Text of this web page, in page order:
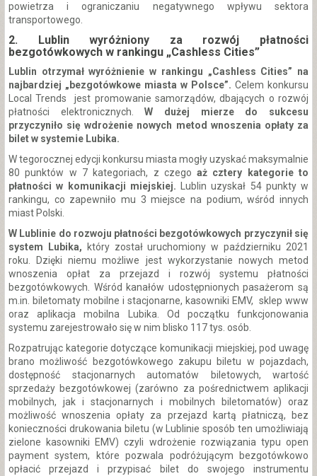
powietrza i ograniczaniu negatywnego wpływu sektora
transportowego.
2. Lublin wyróżniony za rozwój płatności
bezgotówkowych w rankingu „Cashless Cities”
Lublin otrzymał wyróżnienie w rankingu „Cashless Cities” na
najbardziej „bezgotówkowe miasta w Polsce”. Celem konkursu
Local Trends jest promowanie samorządów, dbających o rozwój
płatności elektronicznych.W dużej mierze do sukcesu
przyczyniło się wdrożenie nowych metod wnoszenia opłaty za
bilet w systemie Lubika.
W tegorocznej edycji konkursu miasta mogły uzyskać maksymalnie
80 punktów w 7 kategoriach, z czegoaż cztery kategorie to
płatności w komunikacji miejskiej. Lublin uzyskał 54 punkty w
rankingu, co zapewniło mu 3 miejsce na podium, wśród innych
miast Polski.
W Lublinie do rozwoju płatności bezgotówkowych przyczynił się
system Lubika,
który został uruchomiony w październiku 2021
roku. Dzięki niemu możliwe jest wykorzystanie nowych metod
wnoszenia opłat za przejazd i rozwój systemu płatności
bezgotówkowych. Wśród kanałów udostępnionych pasażerom są
m.in. biletomaty mobilne i stacjonarne, kasowniki EMV, sklep www
oraz aplikacja mobilna Lubika. Od początku funkcjonowania
systemu zarejestrowało się w nim blisko 117 tys. osób.
Rozpatrując kategorie dotyczące komunikacji miejskiej, pod uwagę
brano możliwość bezgotówkowego zakupu biletu w pojazdach,
dostępność stacjonarnych automatów biletowych, wartość
sprzedaży bezgotówkowej (zarówno za pośrednictwem aplikacji
mobilnych, jak i stacjonarnych i mobilnych biletomatów) oraz
możliwość wnoszenia opłaty za przejazd kartą płatniczą, bez
konieczności drukowania biletu (w Lublinie sposób ten umożliwiają
zielone kasowniki EMV) czyli wdrożenie rozwiązania typu open
payment system, które pozwala podróżującym bezgotówkowo
opłacić przejazd i przypisać bilet do swojego instrumentu